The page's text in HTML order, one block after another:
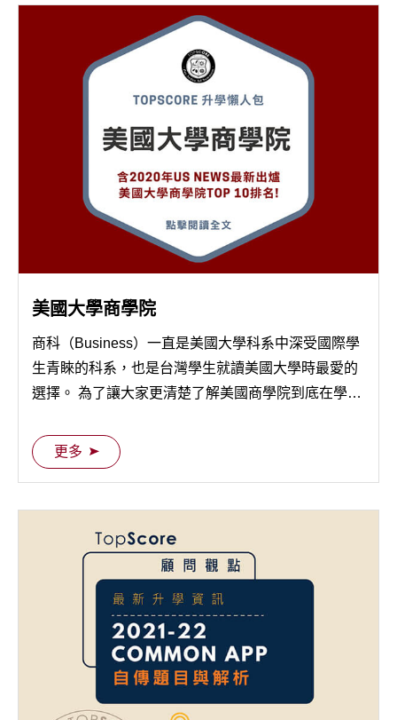
美國大學商學院
商科（Business）一直是美國大學科系中深受國際學
生青睞的科系，也是台灣學生就讀美國大學時最愛的
選擇。 為了讓大家更清楚了解美國商學院到底在學些
懶人包，順便解答一下大家對於商科的疑問吧～
更多